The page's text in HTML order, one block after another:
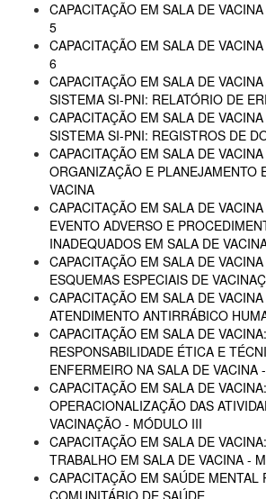
CAPACITAÇÃO EM SALA DE
5
CAPACITAÇÃO EM SALA DE
6
CAPACITAÇÃO EM SALA DE
SISTEMA SI-PNI: RELATÓRIO DE
CAPACITAÇÃO EM SALA DE
SISTEMA SI-PNI: REGISTROS DE
CAPACITAÇÃO EM SALA DE
ORGANIZAÇÃO E PLANEJAMENTO
VACINA
CAPACITAÇÃO EM SALA DE
EVENTO ADVERSO E
INADEQUADOS EM SALA DE
CAPACITAÇÃO EM SALA DE
ESQUEMAS ESPECIAIS DE
CAPACITAÇÃO EM SALA DE
ATENDIMENTO ANTIRRÁBICO
CAPACITAÇÃO EM SALA DE
RESPONSABILIDADE ÉTICA E
ENFERMEIRO NA SALA DE VACINA
CAPACITAÇÃO EM SALA DE VACINA:
OPERACIONALIZAÇÃO DAS
VACINAÇÃO - MÓDULO III
CAPACITAÇÃO EM SALA DE
TRABALHO EM SALA DE VACINA -
CAPACITAÇÃO EM SAÚDE MENTAL
COMUNITÁRIO DE SAÚDE